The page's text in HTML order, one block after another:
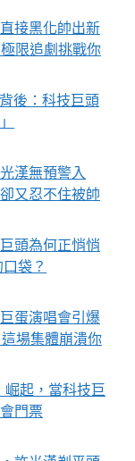
接黑化帥出新
限追劇挑戰你
後：科技巨頭
漢無預警入
又忍不住被帥
頭為何正悄悄
袋？
蛋演唱會引爆
場集體崩潰你
起，當科技巨
門票